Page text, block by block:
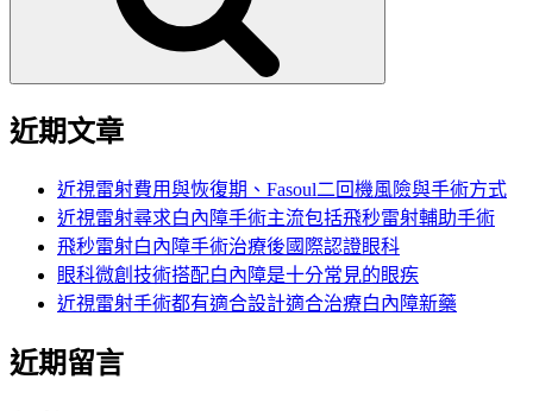
近期文章
近視雷射費用與恢復期、Fasoul二回機風險與手術方式
近視雷射尋求白內障手術主流包括飛秒雷射輔助手術
飛秒雷射白內障手術治療後國際認證眼科
眼科微創技術搭配白內障是十分常見的眼疾
近視雷射手術都有適合設計適合治療白內障新藥
近期留言